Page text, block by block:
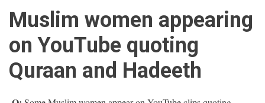
Muslim women appearing
on YouTube quoting
Quraan and Hadeeth